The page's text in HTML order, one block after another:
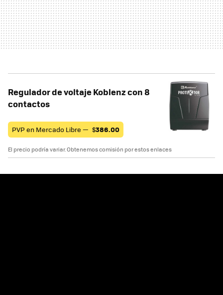
Regulador de voltaje Koblenz con 8
contactos
PVP en Mercado Libre — $386.00
El precio podría variar. Obtenemos comisión por estos enlaces